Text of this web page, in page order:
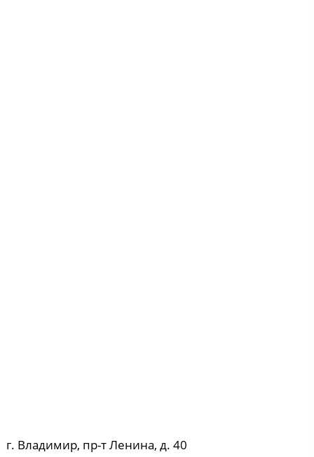
г. Владимир, пр-т Ленина, д. 40